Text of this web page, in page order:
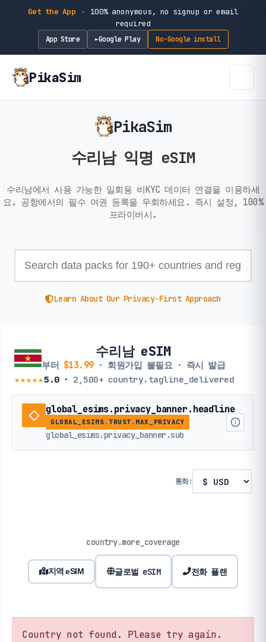
Get the App ·
100% anonymous, no signup or email
required
App Store ►Google Play No-Google install
PikaSim
PikaSim
수리남 익명 eSIM
수리남에서 사용 가능한 일회용 비KYC 데이터 연결을 이용하세
요. 공항에서의 필수 여권 등록을 우회하세요. 즉시 설정, 100%
프라이버시.
Learn About Our Privacy-First Approach
수리남 eSIM
부터 $13.99· 회원가입 불필요 · 즉시 발급
★★★★★5.0· 2,500+ country.tagline_delivered
global_esims.privacy_banner.headline
GLOBAL_ESIMS.TRUST.MAX_PRIVACY
global_esims.privacy_banner.sub
통화:
country.more_coverage
지역 eSIM 글로벌 eSIM 전화 플랜
Country not found. Please try again.